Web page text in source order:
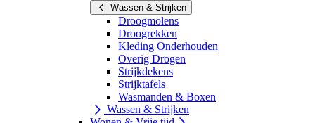
Wassen & Strijken
Droogmolens
Droogrekken
Kleding Onderhouden
Overig Drogen
Strijkdekens
Strijktafels
Wasmanden & Boxen
Wassen & Strijken